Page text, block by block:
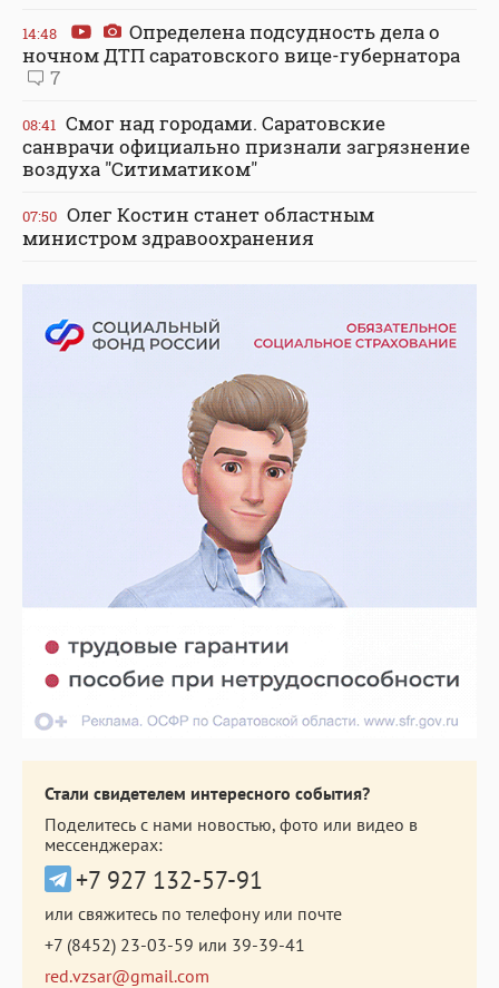
14:48
Определена подсудность дела о
ночном ДТП саратовского вице-губернатора
7
08:41 Смог над городами. Саратовские
санврачи официально признали загрязнение
воздуха "Ситиматиком"
07:50 Олег Костин станет областным
министром здравоохранения
Стали свидетелем интересного события?
Поделитесь с нами новостью, фото или видео в
мессенджерах:
+7 927 132-57-91
или свяжитесь по телефону или почте
+7 (8452) 23-03-59 или 39-39-41
red.vzsar@gmail.com